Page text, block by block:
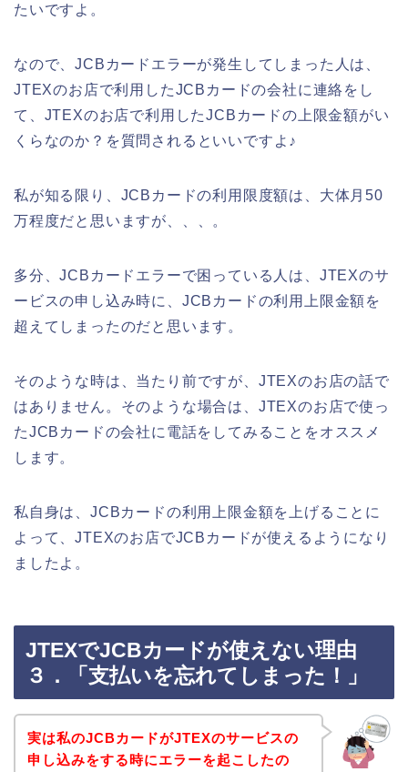
たいですよ。
なので、JCBカードエラーが発生してしまった人は、
JTEXのお店で利用したJCBカードの会社に連絡をし
て、JTEXのお店で利用したJCBカードの上限金額がい
くらなのか？を質問されるといいですよ♪
私が知る限り、JCBカードの利用限度額は、大体月50
万程度だと思いますが、、、。
多分、JCBカードエラーで困っている人は、JTEXのサ
ービスの申し込み時に、JCBカードの利用上限金額を
超えてしまったのだと思います。
そのような時は、当たり前ですが、JTEXのお店の話で
はありません。そのような場合は、JTEXのお店で使っ
たJCBカードの会社に電話をしてみることをオススメ
します。
私自身は、JCBカードの利用上限金額を上げることに
よって、JTEXのお店でJCBカードが使えるようになり
ましたよ。
JTEXでJCBカードが使えない理由
３．「支払いを忘れてしまった！」
実は私のJCBカードがJTEXのサービスの
申し込みをする時にエラーを起こしたの